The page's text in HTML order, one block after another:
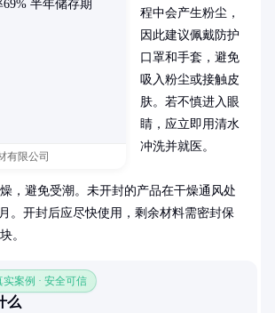
有限公司
程中会产生粉尘，
因此建议佩戴防护
口罩和手套，避免
吸入粉尘或接触皮
肤。若不慎进入眼
睛，应立即用清水
冲洗并就医。
，避免受潮。未开封的产品在干燥通风处
。开封后应尽快使用，剩余材料需密封保
。
实案例 · 安全可信
么